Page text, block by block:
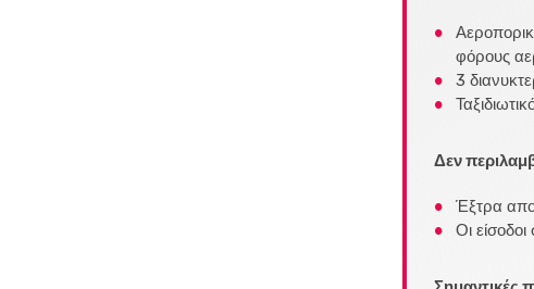
φόρους
3
Δεν
Έξτρα
Οι